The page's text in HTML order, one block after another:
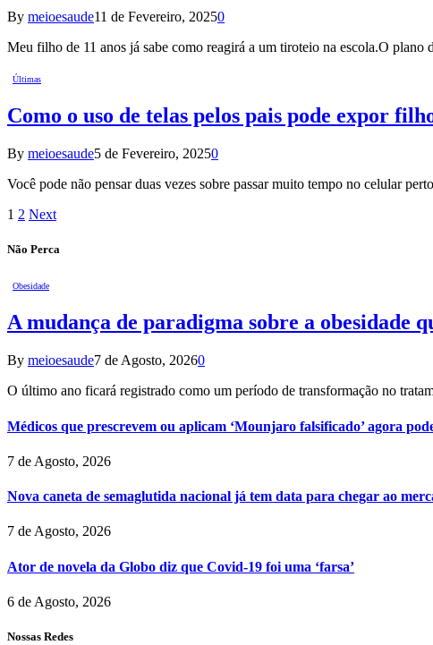
By meioesaude11 de Fevereiro, 20250
Meu filho de 11 anos já sabe como reagirá a um tiroteio na escola.O
Últimas
Como o uso de telas pelos pais pode expor
By meioesaude5 de Fevereiro, 20250
Você pode não pensar duas vezes sobre passar muito tempo no celular
1 2 Next
Não Perca
Obesidade
A mudança de paradigma sobre a obesidade
By meioesaude7 de Agosto, 20260
O último ano ficará registrado como um período de transformação no
Médicos que prescrevem ou aplicam ‘Mounjaro falsificado’ agora
7 de Agosto, 2026
Nova caneta de semaglutida nacional já tem data para chegar ao
7 de Agosto, 2026
Ator de novela da Globo diz que Covid-19 foi uma ‘farsa’
6 de Agosto, 2026
Nossas Redes